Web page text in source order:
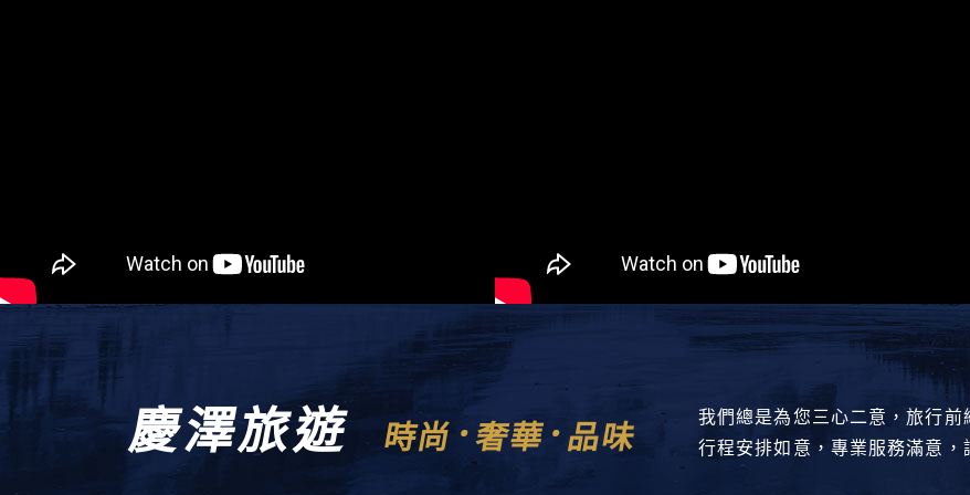
慶澤旅遊 時尚 奢華 品味
我們總是為您三心二意，旅行
行程安排如意，專業服務滿意